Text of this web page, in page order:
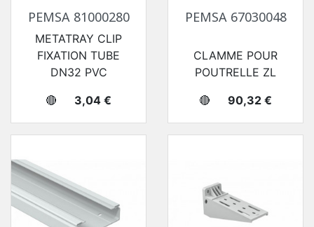
PEMSA 81000280
METATRAY CLIP
FIXATION TUBE
DN32 PVC
🔴
Prix
3,04 €
PEMSA 67030048
CLAMME POUR
POUTRELLE ZL
🔴
Prix
90,32 €